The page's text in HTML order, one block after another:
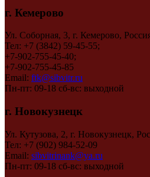
г. Кемерово
Ул. Соборная, 3, г. Кемерово,
Тел: +7 (3842) 59-45-55;
+7-902-755-45-40;
+7-902-755-45-85
Email: ftk@sibvitr.ru
Пн-пт: 09-18 сб-вс: выходной
г. Новокузнецк
Ул. Кутузова, 2, г. Новокузнецк,
Тел: +7 (902) 984-52-09
Email: sibvitrinank@ya.ru
Пн-пт: 09-18 сб-вс: выходной